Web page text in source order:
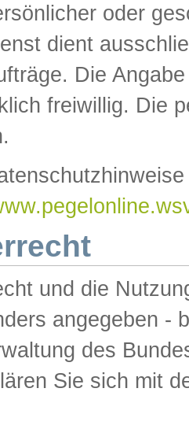
oder
dient
Die
freiwillig. Die
und die
angegeben -
des
Sie sich mit